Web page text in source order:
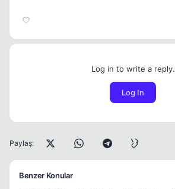
Log in to write a reply.
Log In
Paylaş:
Benzer Konular